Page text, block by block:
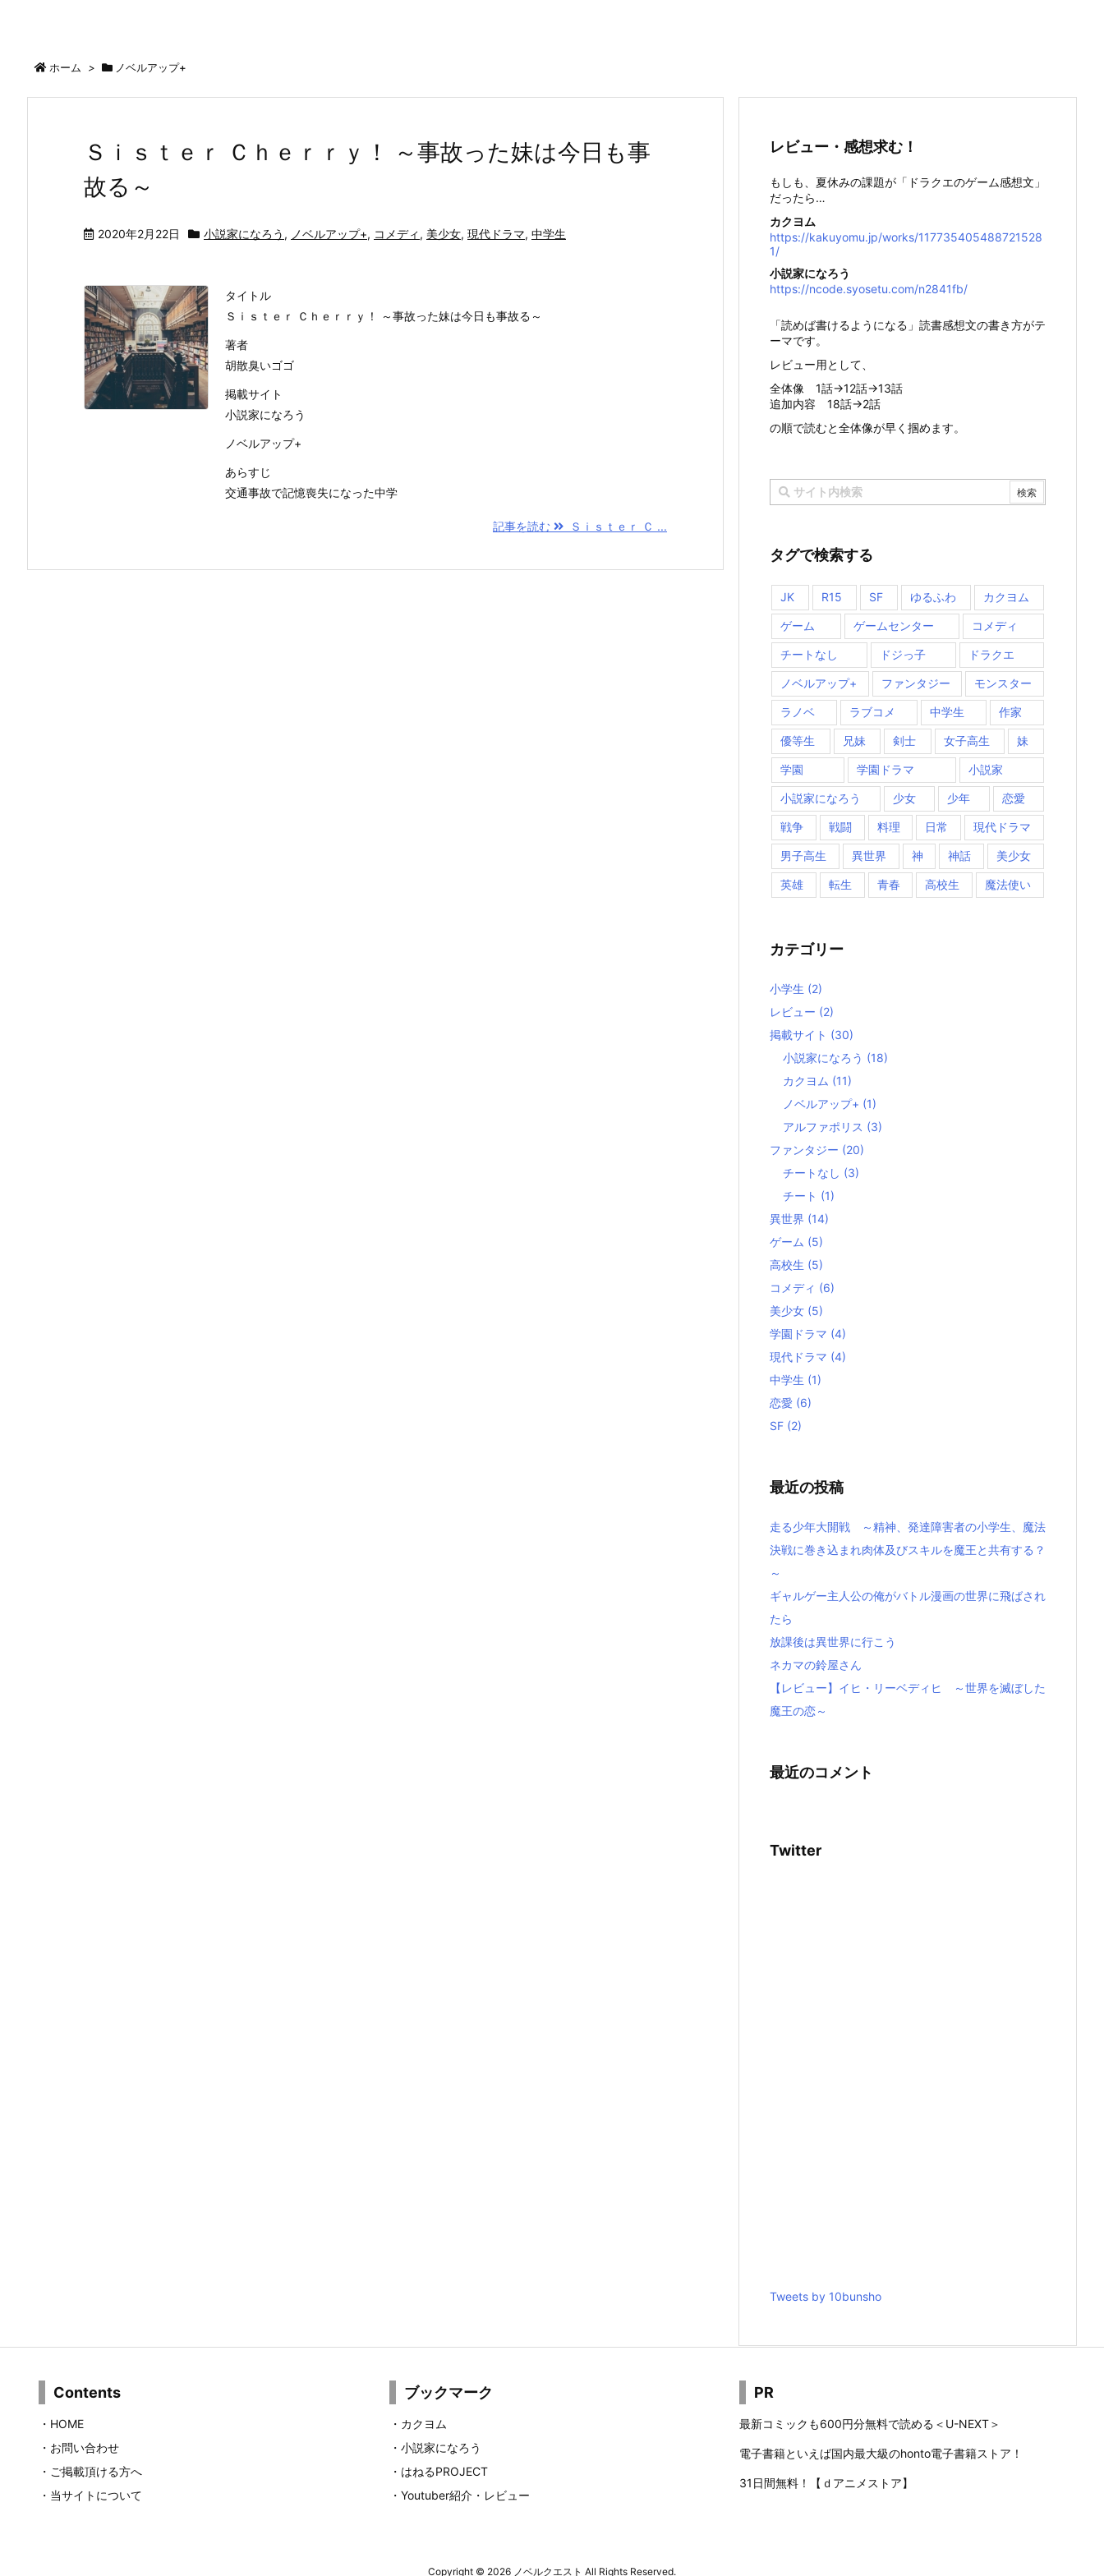
ホーム > ノベルアップ+
Ｓｉｓｔｅｒ Ｃｈｅｒｒｙ！ ～事故った妹は今日も事
故る～
2020年2月22日 小説家になろう , ノベルアップ+, コメディ , 美少女, 現代ドラマ, 中学生
タイトル
Ｓｉｓｔｅｒ Ｃｈｅｒｒｙ！ ～事故った妹は今日も事故る～
著者
胡散臭いゴゴ
掲載サイト
小説家になろう
ノベルアップ+
あらすじ
交通事故で記憶喪失になった中学
記事を読む Ｓｉｓｔｅｒ Ｃ ...
レビュー・感想求む！
もしも、夏休みの課題が「ドラクエのゲーム感想文」
だったら…
カクヨム
https://kakuyomu.jp/works/117735405488721528
1/
小説家になろう
https://ncode.syosetu.com/n2841fb/
「読めば書けるようになる」読書感想文の書き方がテ
ーマです。
レビュー用として、
全体像 1話→12話→13話
追加内容 18話→2話
の順で読むと全体像が早く掴めます。
タグで検索する
JK R15 SF ゆるふわ カクヨム
ゲーム ゲームセンター コメディ
チートなし ドジっ子 ドラクエ
ノベルアップ+ ファンタジー モンスター
ラノベ ラブコメ 中学生 作家
優等生 兄妹 剣士 女子高生 妹
学園 学園ドラマ 小説家
小説家になろう 少女 少年 恋愛
戦争 戦闘 料理 日常 現代ドラマ
男子高生 異世界 神 神話 美少女
英雄 転生 青春 高校生 魔法使い
カテゴリー
小学生 (2)
レビュー (2)
掲載サイト (30)
小説家になろう (18)
カクヨム (11)
ノベルアップ+ (1)
アルファポリス (3)
ファンタジー (20)
チートなし (3)
チート (1)
異世界 (14)
ゲーム (5)
高校生 (5)
コメディ (6)
美少女 (5)
学園ドラマ (4)
現代ドラマ (4)
中学生 (1)
恋愛 (6)
SF (2)
最近の投稿
走る少年大開戦 ～精神、発達障害者の小学生、魔法
決戦に巻き込まれ肉体及びスキルを魔王と共有する？
～
ギャルゲー主人公の俺がバトル漫画の世界に飛ばされ
たら
放課後は異世界に行こう
ネカマの鈴屋さん
【レビュー】イヒ・リーベディヒ ～世界を滅ぼした
魔王の恋～
最近のコメント
Twitter
Tweets by 10bunsho
Contents
・ HOME
・ お問い合わせ
・ ご掲載頂ける方へ
・ 当サイトについて
ブックマーク
・ カクヨム
・ 小説家になろう
・ はねるPROJECT
・ Youtuber紹介・レビュー
PR
最新コミックも600円分無料で読める＜U-NEXT＞
電子書籍といえば国内最大級のhonto電子書籍ストア！
31日間無料！【ｄアニメストア】
Copyright © 2026 ノベルクエスト All Rights Reserved.